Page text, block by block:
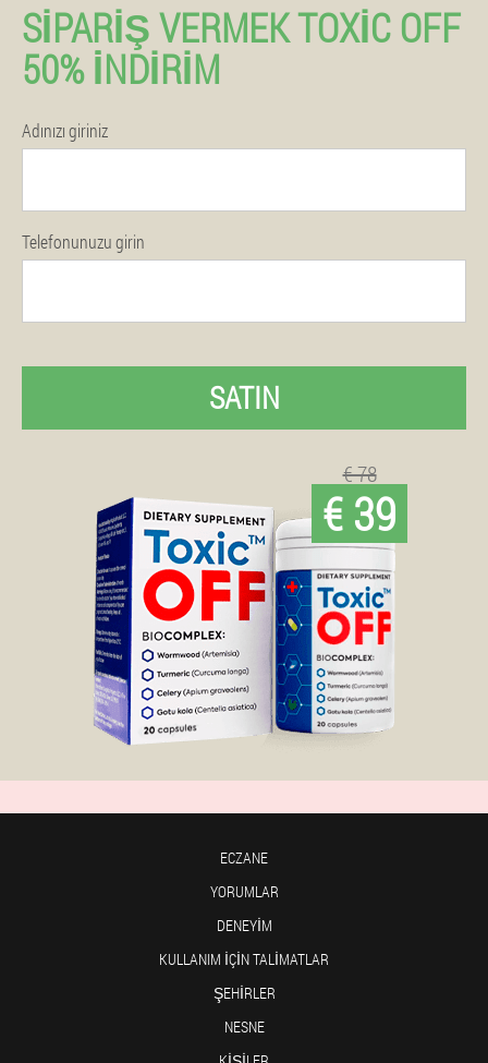
SIPARIŞ VERMEK TOXIC OFF
50% İNDIRIM
Adınızı giriniz
Telefonunuzu girin
SATIN
€ 78
€ 39
ECZANE
YORUMLAR
DENEYIM
KULLANIM IÇIN TALIMATLAR
ŞEHIRLER
NESNE